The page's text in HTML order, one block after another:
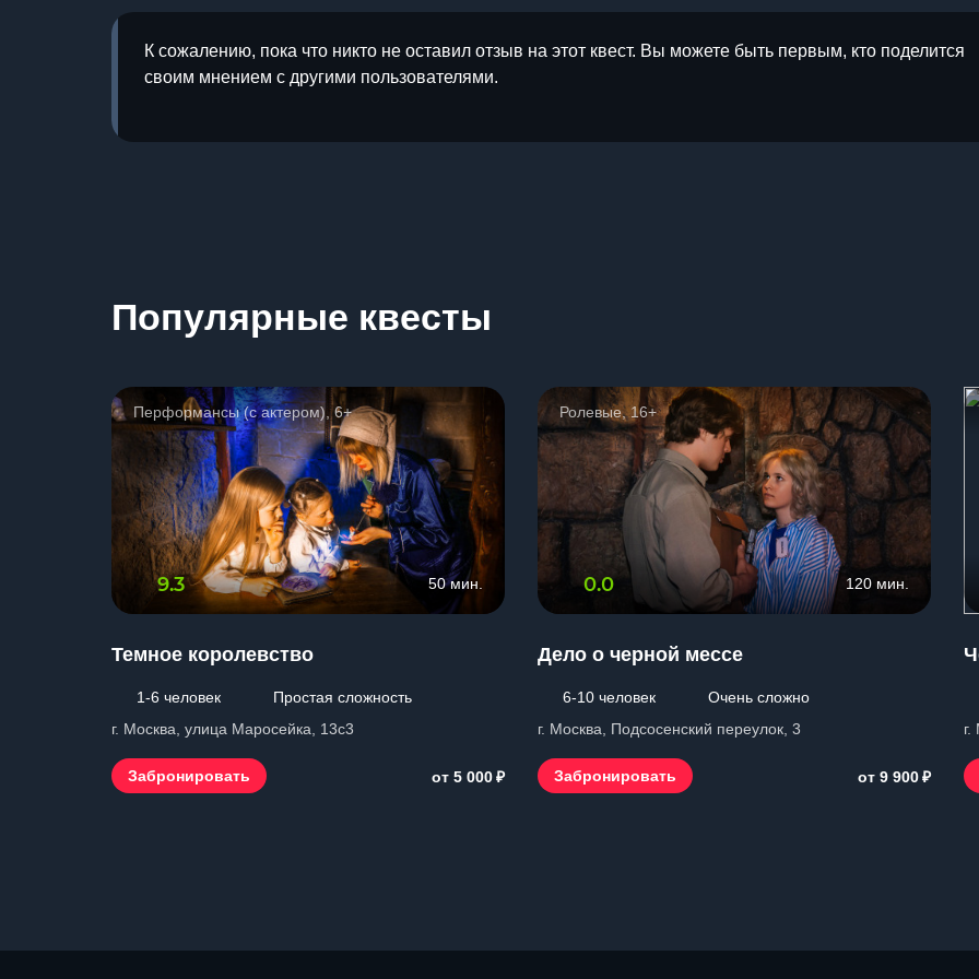
К сожалению, пока что никто не оставил отзыв на этот квест. Вы можете быть первым, кто поделится
своим мнением с другими пользователями.
Популярные квесты
Перформансы (с актером), 6+
9.3 50 мин.
Темное королевство
1-6 человек
Простая сложность
г. Москва, улица Маросейка, 13с3
Забронировать от 5 000₽
Ролевые, 16+
0.0 120 мин.
Дело о черной мессе
6-10 человек
Очень сложно
г. Москва, Подсосенский переулок, 3
Забронировать от 9 900₽